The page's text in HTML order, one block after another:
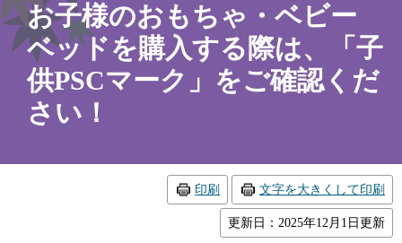
お子様のおもちゃ・ベビー
ベッドを購入する際は、「子
供PSCマーク」をご確認くだ
さい！
印刷 文字を大きくして印刷
更新日：2025年12月1日更新